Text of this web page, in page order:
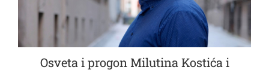
Osveta i progon Milutina Kostića i